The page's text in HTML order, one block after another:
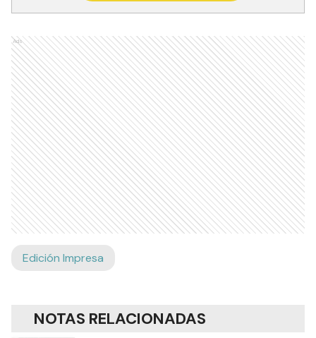
Ads
Edición Impresa
NOTAS RELACIONADAS